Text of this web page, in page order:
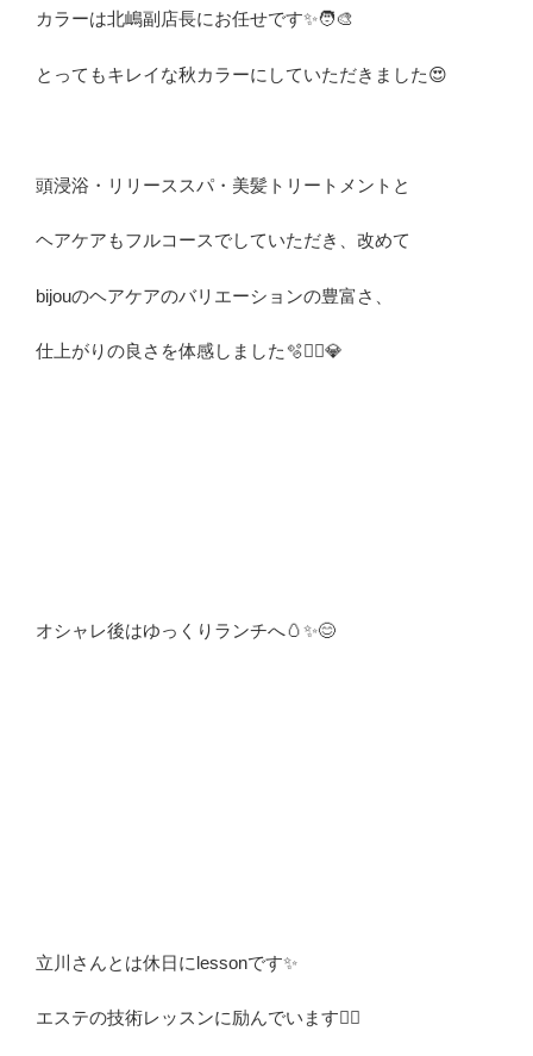
カラーは北嶋副店長にお任せです✨🧑‍🎨
とってもキレイな秋カラーにしていただきました😍
頭浸浴・リリーススパ・美髪トリートメントと
ヘアケアもフルコースでしていただき、 改めて
bijouのヘアケアのバリエーションの豊富さ、
仕上がりの良さを体感しました🫧💆‍♀️💎
オシャレ後はゆっくりランチへ🥚✨😊
立川さんとは休日にlessonです✨
エステの技術レッスンに励んでいます💆‍♀️